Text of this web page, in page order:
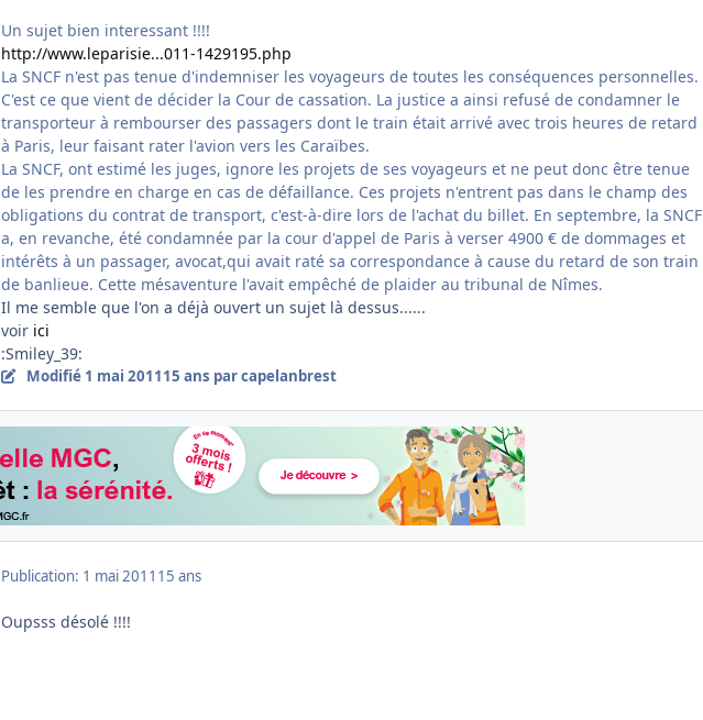
Un sujet bien interessant !!!!
http://www.leparisie...011-1429195.php
La SNCF n'est pas tenue d'indemniser les voyageurs de toutes les conséquences personnelles.
C'est ce que vient de décider la Cour de cassation. La justice a ainsi refusé de condamner le
transporteur à rembourser des passagers dont le train était arrivé avec trois heures de retard
à Paris, leur faisant rater l'avion vers les Caraïbes.
La SNCF, ont estimé les juges, ignore les projets de ses voyageurs et ne peut donc être tenue
de les prendre en charge en cas de défaillance. Ces projets n'entrent pas dans le champ des
obligations du contrat de transport, c'est-à-dire lors de l'achat du billet. En septembre, la SNCF
a, en revanche, été condamnée par la cour d'appel de Paris à verser 4900 € de dommages et
intérêts à un passager, avocat,qui avait raté sa correspondance à cause du retard de son train
de banlieue. Cette mésaventure l'avait empêché de plaider au tribunal de Nîmes.
Il me semble que l'on a déjà ouvert un sujet là dessus......
voir ici
:Smiley_39:
Modifié 1 mai 201115 ans par capelanbrest
Publication: 1 mai 2011 15 ans
Oupsss désolé !!!!